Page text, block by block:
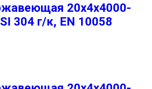
20х4х4000-
304 г/к, EN 10058